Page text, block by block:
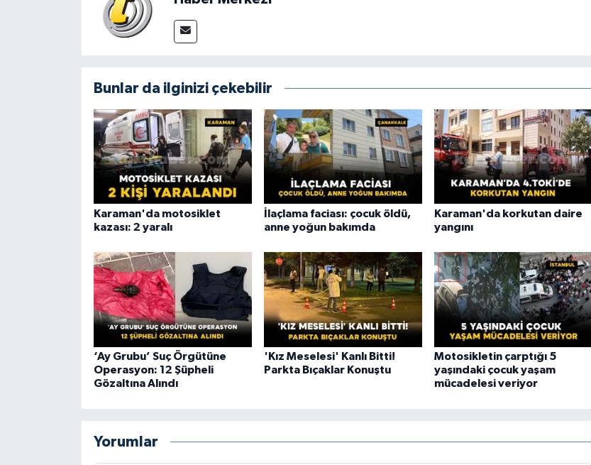
Bunlar da ilginizi çekebilir
Karaman'da motosiklet
kazası: 2 yaralı
İlaçlama faciası: çocuk öldü,
anne yoğun bakımda
Karaman'da korkutan daire
yangını
‘Ay Grubu’ Suç Örgütüne
Operasyon: 12 Şüpheli
Gözaltına Alındı
'Kız Meselesi' Kanlı Bitti!
Parkta Bıçaklar Konuştu
Motosikletin çarptığı 5
yaşındaki çocuk yaşam
mücadelesi veriyor
Yorumlar